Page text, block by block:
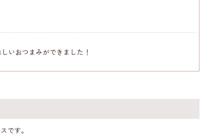
いおつまみができました！
です。